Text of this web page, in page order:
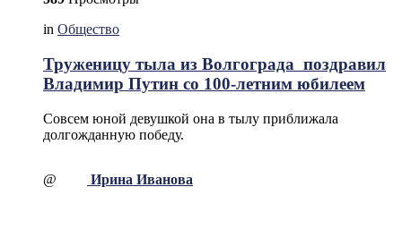
in Общество
Труженицу тыла из Волгограда поздравил
Владимир Путин со 100-летним юбилеем
Совсем юной девушкой она в тылу приближала
долгожданную победу.
@ Ирина Иванова